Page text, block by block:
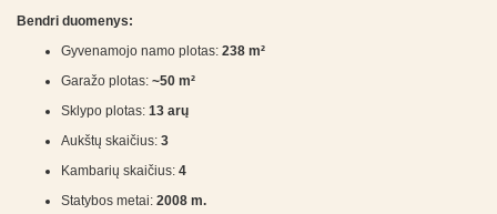
Bendri duomenys:
Gyvenamojo namo plotas: 238 m²
Garažo plotas: ~50 m²
Sklypo plotas: 13 arų
Aukštų skaičius: 3
Kambarių skaičius: 4
Statybos metai: 2008 m.